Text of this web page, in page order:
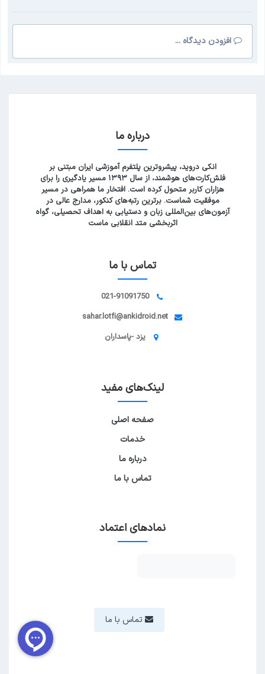
افزودن دیدگاه ...
درباره ما
انکی دروید، پیشروترین پلتفرم آموزشی ایران مبتنی بر
فلش‌کارت‌های هوشمند، از سال ۱۳۹۳ مسیر یادگیری را برای
هزاران کاربر متحول کرده است. افتخار ما همراهی در مسیر
موفقیت شماست. برترین رتبه‌های کنکور، مدارج عالی در
آزمون‌های بین‌المللی زبان و دستیابی به اهداف تحصیلی، گواه
اثربخشی متد انقلابی ماست
تماس با ما
021-91091750
sahar.lotfi@ankidroid.net
یزد -پاسداران
لینک‌های مفید
صفحه اصلی
خدمات
درباره ما
تماس با ما
نمادهای اعتماد
تماس با ما